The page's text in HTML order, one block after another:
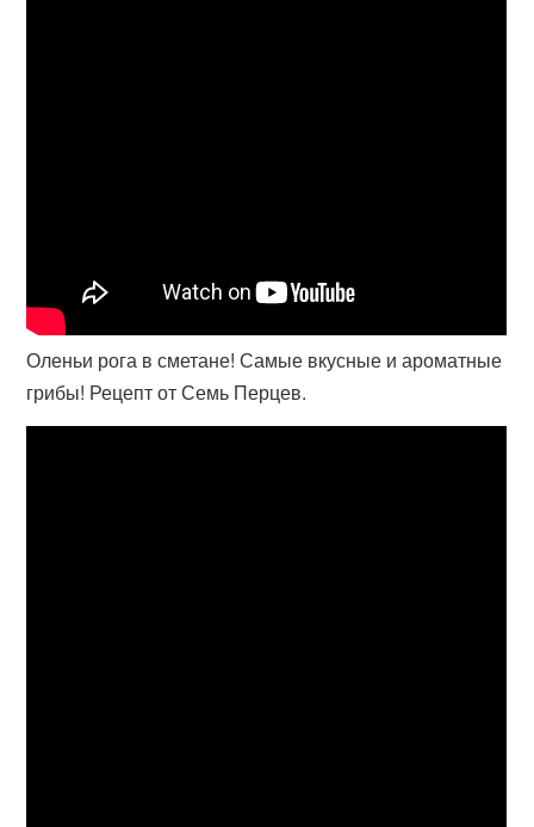
Оленьи рога в сметане! Самые вкусные и ароматные
грибы! Рецепт от Семь Перцев.